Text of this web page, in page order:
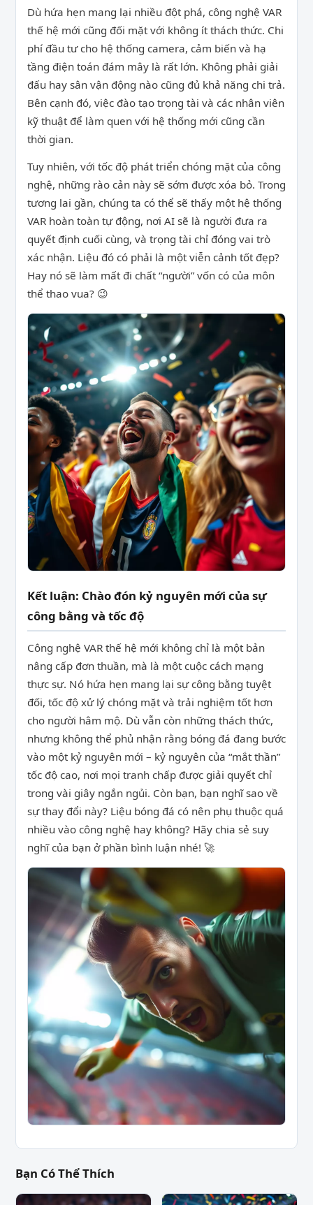
Dù hứa hẹn mang lại nhiều đột phá, công nghệ VAR
thế hệ mới cũng đối mặt với không ít thách thức. Chi
phí đầu tư cho hệ thống camera, cảm biến và hạ
tầng điện toán đám mây là rất lớn. Không phải giải
đấu hay sân vận động nào cũng đủ khả năng chi trả.
Bên cạnh đó, việc đào tạo trọng tài và các nhân viên
kỹ thuật để làm quen với hệ thống mới cũng cần
thời gian.
Tuy nhiên, với tốc độ phát triển chóng mặt của công
nghệ, những rào cản này sẽ sớm được xóa bỏ. Trong
tương lai gần, chúng ta có thể sẽ thấy một hệ thống
VAR hoàn toàn tự động, nơi AI sẽ là người đưa ra
quyết định cuối cùng, và trọng tài chỉ đóng vai trò
xác nhận. Liệu đó có phải là một viễn cảnh tốt đẹp?
Hay nó sẽ làm mất đi chất “người” vốn có của môn
thể thao vua? 😉
Kết luận: Chào đón kỷ nguyên mới của sự
công bằng và tốc độ
Công nghệ VAR thế hệ mới không chỉ là một bản
nâng cấp đơn thuần, mà là một cuộc cách mạng
thực sự. Nó hứa hẹn mang lại sự công bằng tuyệt
đối, tốc độ xử lý chóng mặt và trải nghiệm tốt hơn
cho người hâm mộ. Dù vẫn còn những thách thức,
nhưng không thể phủ nhận rằng bóng đá đang bước
vào một kỷ nguyên mới – kỷ nguyên của “mắt thần”
tốc độ cao, nơi mọi tranh chấp được giải quyết chỉ
trong vài giây ngắn ngủi. Còn bạn, bạn nghĩ sao về
sự thay đổi này? Liệu bóng đá có nên phụ thuộc quá
nhiều vào công nghệ hay không? Hãy chia sẻ suy
nghĩ của bạn ở phần bình luận nhé! 🚀
Bạn Có Thể Thích